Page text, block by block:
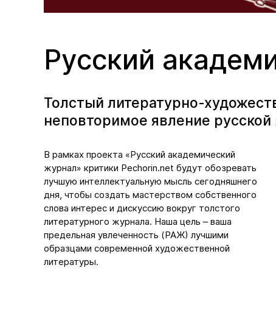
Русский
Толстый литературно-
неповторимое явление русской
В рамках проекта «Русский академический
журнал» критики Pechorin.net будут обозревать
лучшую интеллектуальную мысль сегодняшнего
дня, чтобы создать мастерством собственного
слова интерес и дискуссию вокруг толстого
литературного журнала. Наша цель – ваша
предельная увлеченность (РАЖ) лучшими
образцами современной художественной
литературы.